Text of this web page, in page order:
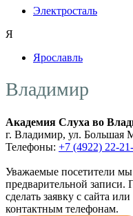
Электросталь
Я
Ярославль
Владимир
Академия Слуха во
г. Владимир, ул. Большая
Телефоны: +7 (4922) 22-
Уважаемые посетители
предварительной
сделать заявку с сайта
контактным телефонам.